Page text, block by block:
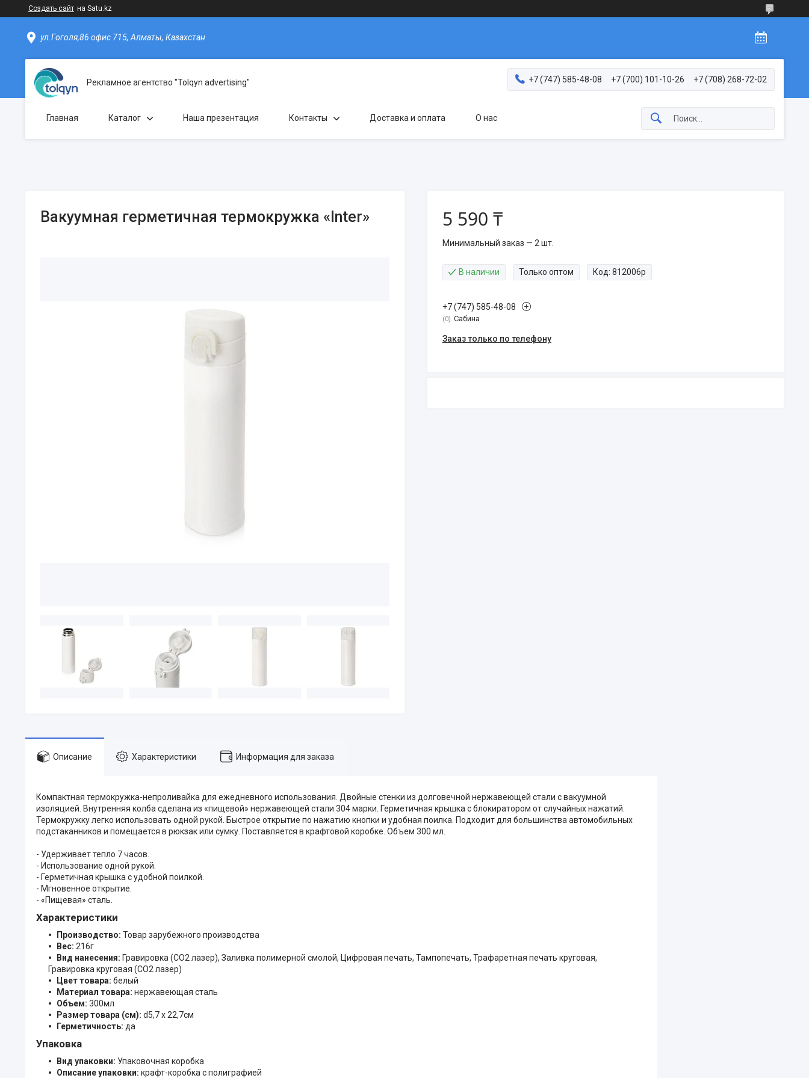
Создать сайт на Satu.kz
ул.Гоголя,86 офис 715, Алматы, Казахстан
Рекламное агентство "Tolqyn advertising" +7 (747) 585-48-08 +7 (700) 101-10-26 +7 (708) 268-72-02
Главная Каталог Наша презентация Контакты Доставка и оплата О нас
Вакуумная герметичная термокружка «Inter» 5 590 ₸
Минимальный заказ — 2 шт.
В наличии Только оптом Код: 812006p
+7 (747) 585-48-08
0 Сабина
Заказ только по телефону
Описание Характеристики Информация для заказа
Компактная термокружка-непроливайка для ежедневного использования. Двойные стенки из долговечной нержавеющей стали с вакуумной
изоляцией. Внутренняя колба сделана из «пищевой» нержавеющей стали 304 марки. Герметичная крышка с блокиратором от случайных нажатий.
Термокружку легко использовать одной рукой. Быстрое открытие по нажатию кнопки и удобная поилка. Подходит для большинства автомобильных
подстаканников и помещается в рюкзак или сумку. Поставляется в крафтовой коробке. Объем 300 мл.
- Удерживает тепло 7 часов.
- Использование одной рукой.
- Герметичная крышка с удобной поилкой.
- Мгновенное открытие.
- «Пищевая» сталь.
Характеристики
Производство: Товар зарубежного производства
Вес: 216г
Вид нанесения: Гравировка (CO2 лазер), Заливка полимерной смолой, Цифровая печать, Тампопечать, Трафаретная печать круговая,
Гравировка круговая (CO2 лазер)
Цвет товара: белый
Материал товара: нержавеющая cталь
Объем: 300мл
Размер товара (см): d5,7 х 22,7см
Герметичность: да
Упаковка
Вид упаковки: Упаковочная коробка
Описание упаковки: крафт-коробка с полиграфией